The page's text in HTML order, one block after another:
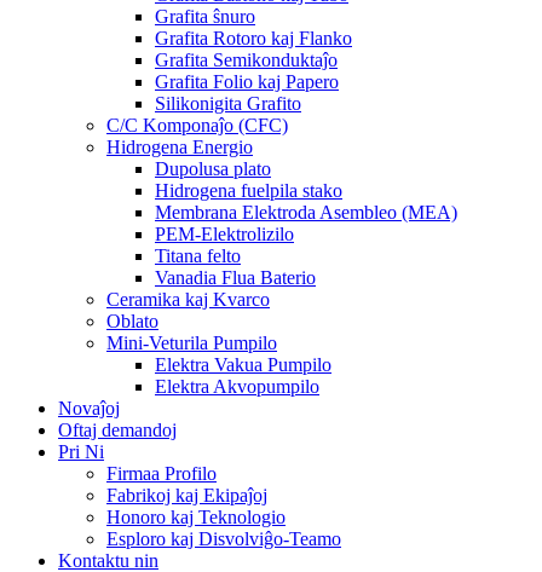
Grafita ŝnuro
Grafita Rotoro kaj Flanko
Grafita Semikonduktaĵo
Grafita Folio kaj Papero
Silikonigita Grafito
C/C Komponaĵo (CFC)
Hidrogena Energio
Dupolusa plato
Hidrogena fuelpila stako
Membrana Elektroda Asembleo (MEA)
PEM-Elektrolizilo
Titana felto
Vanadia Flua Baterio
Ceramika kaj Kvarco
Oblato
Mini-Veturila Pumpilo
Elektra Vakua Pumpilo
Elektra Akvopumpilo
Novaĵoj
Oftaj demandoj
Pri Ni
Firmaa Profilo
Fabrikoj kaj Ekipaĵoj
Honoro kaj Teknologio
Esploro kaj Disvolviĝo-Teamo
Kontaktu nin